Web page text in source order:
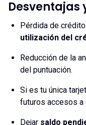
Desventajas
Pérdida de
utilización del
Reducción de la
del puntuación.
Si es tu única
futuros accesos a
Dejar saldo